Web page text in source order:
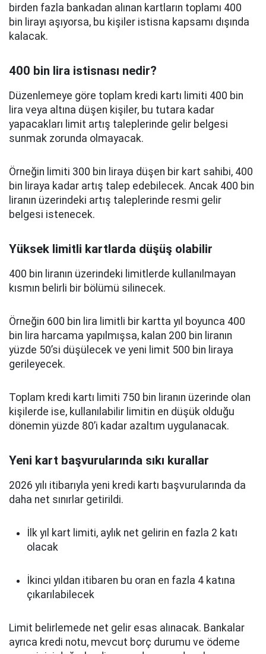
birden fazla bankadan alınan kartların toplamı 400
bin lirayı aşıyorsa, bu kişiler istisna kapsamı dışında
kalacak.
400 bin lira istisnası nedir?
Düzenlemeye göre toplam kredi kartı limiti 400 bin
lira veya altına düşen kişiler, bu tutara kadar
yapacakları limit artış taleplerinde gelir belgesi
sunmak zorunda olmayacak.
Örneğin limiti 300 bin liraya düşen bir kart sahibi, 400
bin liraya kadar artış talep edebilecek. Ancak 400 bin
liranın üzerindeki artış taleplerinde resmi gelir
belgesi istenecek.
Yüksek limitli kartlarda düşüş olabilir
400 bin liranın üzerindeki limitlerde kullanılmayan
kısmın belirli bir bölümü silinecek.
Örneğin 600 bin lira limitli bir kartta yıl boyunca 400
bin lira harcama yapılmışsa, kalan 200 bin liranın
yüzde 50’si düşülecek ve yeni limit 500 bin liraya
gerileyecek.
Toplam kredi kartı limiti 750 bin liranın üzerinde olan
kişilerde ise, kullanılabilir limitin en düşük olduğu
dönemin yüzde 80’i kadar azaltım uygulanacak.
Yeni kart başvurularında sıkı kurallar
2026 yılı itibarıyla yeni kredi kartı başvurularında da
daha net sınırlar getirildi.
İlk yıl kart limiti, aylık net gelirin en fazla 2 katı
olacak
İkinci yıldan itibaren bu oran en fazla 4 katına
çıkarılabilecek
Limit belirlemede net gelir esas alınacak. Bankalar
ayrıca kredi notu, mevcut borç durumu ve ödeme